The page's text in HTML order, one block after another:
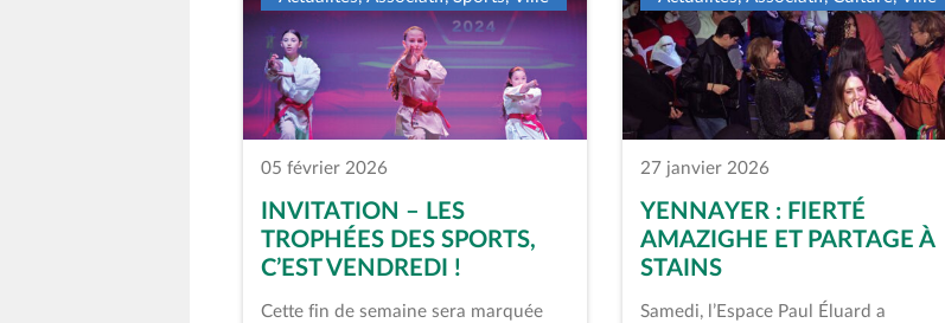
05 février 2026
INVITATION – LES
TROPHÉES DES SPORTS,
C’EST VENDREDI !
Cette fin de semaine sera marquée
27 janvier 2026
YENNAYER : FIERTÉ
AMAZIGHE ET PARTAGE À
STAINS
Samedi, l’Espace Paul Éluard a